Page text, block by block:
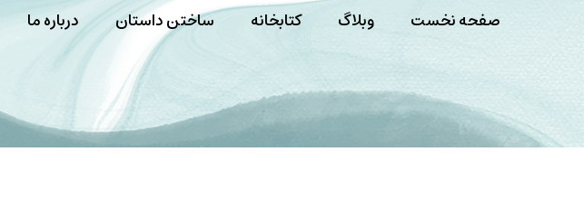
صفحه نخست وبلاگ کتابخانه ساختن داستان درباره ما